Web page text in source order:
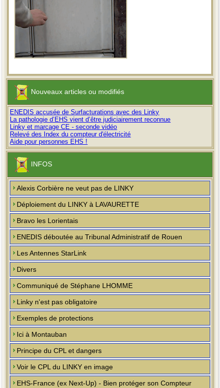
Nouveaux articles ou modifiés
ENEDIS accusée de Surfacturations avec des Linky
La pathologie d’EHS vient d’être judiciairement reconnue
Linky et marcage CE - seconde vidéo
Relevé des Index du compteur d'électricité
Aide pour personnes EHS !
INFOS
Alexis Corbière ne veut pas de LINKY
Déploiement du LINKY à LAVAURETTE
Bravo les Lorientais
ENEDIS déboutée au Tribunal Administratif de Rouen
Les Antennes StarLink
Divers
Communiqué de Stéphane LHOMME
Linky n'est pas obligatoire
Exemples de protections
Ici à Montauban
Principe du CPL et dangers
Voir le CPL du LINKY en image
EHS-France (ex Next-Up) - Bien protéger son Compteur